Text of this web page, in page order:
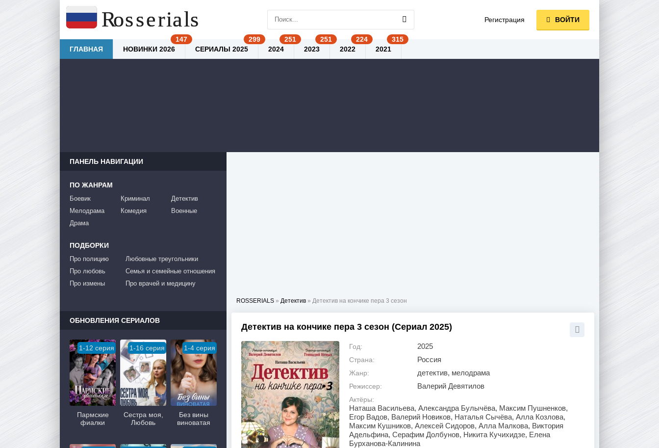
ROSSERIALS » Детектив » Детектив на кончике пера 3 сезон
Детектив на кончике пера 3 сезон (Сериал 2025)
Год: 2025
Страна: Россия
Жанр: детектив, мелодрама
Режиссер: Валерий Девятилов
Актёры:
Наташа Васильева, Александра Булычёва, Максим Пушненков,
Егор Вадов, Валерий Новиков, Наталья Сычёва, Алла Козлова,
Максим Кушников, Алексей Сидоров, Алла Малкова, Виктория
Адельфина, Серафим Долбунов, Никита Кучихидзе, Елена
Бурханова-Калинина
ПАНЕЛЬ НАВИГАЦИИ
ПО ЖАНРАМ
Боевик
Мелодрама
Драма
Криминал
Комедия
Детектив
Военные
ПОДБОРКИ
Про полицию
Про любовь
Про измены
Любовные треугольники
Семья и семейные отношения
Про врачей и медицину
ОБНОВЛЕНИЯ СЕРИАЛОВ
1-12 серия
Пармские
фиалки
1-16 серия
Сестра моя,
Любовь
1-4 серия
Без вины
виноватая
Регистрация ВОЙТИ
ГЛАВНАЯ НОВИНКИ 2026 СЕРИАЛЫ 2025 2024 2023 2022 2021